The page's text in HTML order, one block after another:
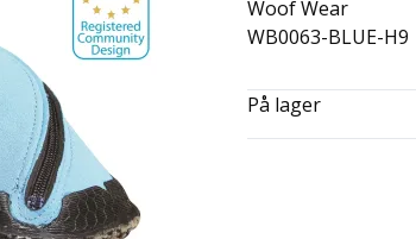
Woof Wear
WB0063-BLUE-H9
På lager